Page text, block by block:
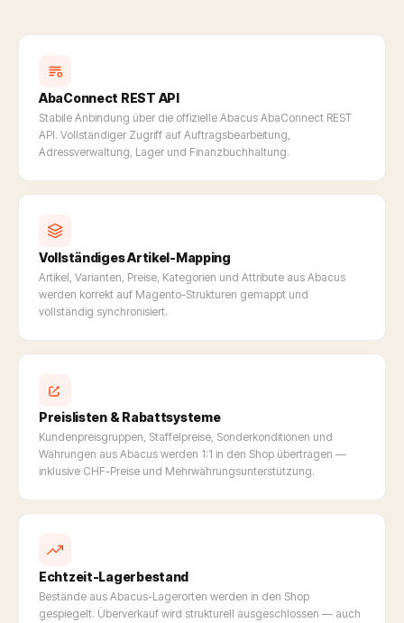
AbaConnect REST API
Stabile Anbindung über die offizielle Abacus AbaConnect REST
API. Vollständiger Zugriff auf Auftragsbearbeitung,
Adressverwaltung, Lager und Finanzbuchhaltung.
Vollständiges Artikel-Mapping
Artikel, Varianten, Preise, Kategorien und Attribute aus Abacus
werden korrekt auf Magento-Strukturen gemappt und
vollständig synchronisiert.
Preislisten & Rabattsysteme
Kundenpreisgruppen, Staffelpreise, Sonderkonditionen und
Währungen aus Abacus werden 1:1 in den Shop übertragen —
inklusive CHF-Preise und Mehrwährungsunterstützung.
Echtzeit-Lagerbestand
Bestände aus Abacus-Lagerorten werden in den Shop
gespiegelt. Überverkauf wird strukturell ausgeschlossen — auch